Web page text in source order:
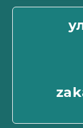
Политика
Связаться
Карта сайта